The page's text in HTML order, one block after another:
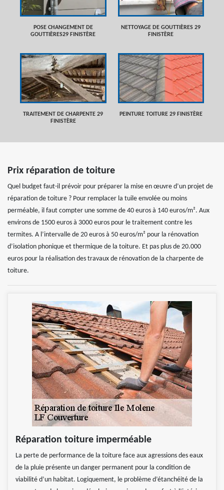
POSE CHANGEMENT DE
GOUTTIÈRES29 FINISTÈRE
NETTOYAGE DE GOUTTIÈRES 29
FINISTÈRE
TRAITEMENT DE CHARPENTE 29
FINISTÈRE
PEINTURE TOITURE 29 FINISTÈRE
Prix réparation de toiture
Quel budget faut-il prévoir pour préparer la mise en œuvre d’un projet de
réparation de toiture ? Pour remplacer la tuile envolée ou moins
perméable, il faut compter une somme de 40 euros à 140 euros/m². Aux
environs de 1500 euros à 3000 euros pour le traitement contre les
termites. A l’intervalle de 20 euros à 50 euros/m² pour la rénovation
d’isolation phonique et thermique de la toiture. Et pas plus de 20.000
euros pour la réalisation des travaux de rénovation de la charpente de
toiture.
Réparation toiture imperméable
La perte de performance de la toiture face aux agressions des eaux
de la pluie présente un danger permanent pour la condition de
viabilité d’un habitat. Logiquement, le problème d’étanchéité de la